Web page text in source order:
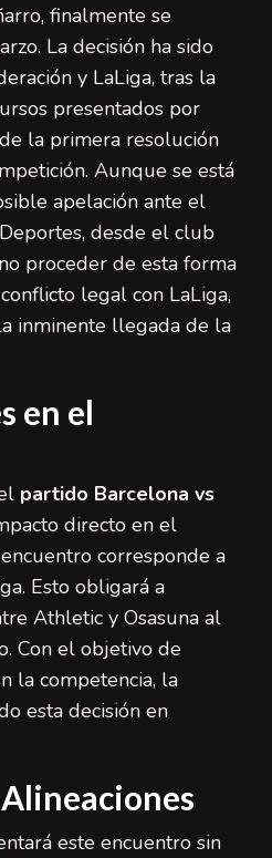
finalmente se
La decisión ha sido
y LaLiga, tras la
presentados por
la primera resolución
Aunque se está
apelación ante el
desde el club
proceder de esta forma
legal con LaLiga,
inminente llegada de la
en el
partido Barcelona vs
directo en el
corresponde a
Esto obligará a
Athletic y Osasuna al
Con el objetivo de
la competencia, la
esta decisión en
este encuentro sin